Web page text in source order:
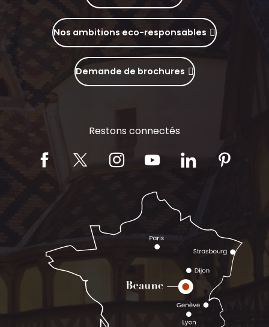
Nos ambitions eco-responsables
Demande de brochures
Restons connectés